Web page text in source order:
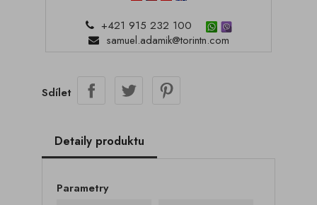
+421 915 232 100
samuel.adamik@torintn.com
Sdílet
Detaily produktu
Parametry